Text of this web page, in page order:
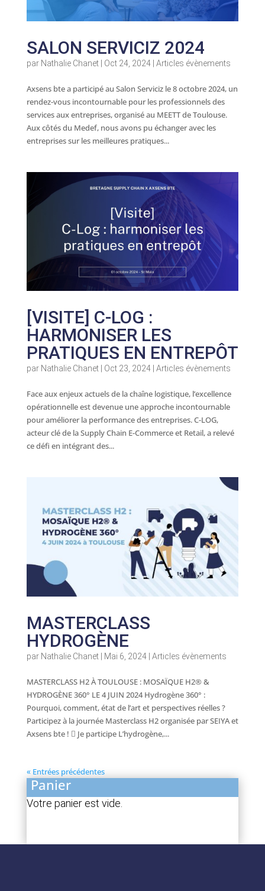
SALON SERVICIZ 2024
par Nathalie Chanet| Oct 24, 2024| Articles évènements
Axsens bte a participé au Salon Serviciz le 8 octobre 2024, un
rendez-vous incontournable pour les professionnels des
services aux entreprises, organisé au MEETT de Toulouse.
Aux côtés du Medef, nous avons pu échanger avec les
entreprises sur les meilleures pratiques...
[VISITE] C-LOG :
HARMONISER LES
PRATIQUES EN ENTREPÔT
par Nathalie Chanet| Oct 23, 2024| Articles évènements
Face aux enjeux actuels de la chaîne logistique, l’excellence
opérationnelle est devenue une approche incontournable
pour améliorer la performance des entreprises. C-LOG,
acteur clé de la Supply Chain E-Commerce et Retail, a relevé
ce défi en intégrant des...
MASTERCLASS
HYDROGÈNE
par Nathalie Chanet| Mai 6, 2024| Articles évènements
MASTERCLASS H2 À TOULOUSE : MOSAÏQUE H2® &
HYDROGÈNE 360° LE 4 JUIN 2024 Hydrogène 360° :
Pourquoi, comment, état de l’art et perspectives réelles ?
Participez à la journée Masterclass H2 organisée par SEIYA et
Axsens bte !  Je participe L’hydrogène,...
« Entrées précédentes
Panier
Votre panier est vide.